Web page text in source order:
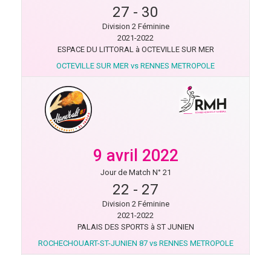
27 - 30
Division 2 Féminine
2021-2022
ESPACE DU LITTORAL à OCTEVILLE SUR MER
OCTEVILLE SUR MER vs RENNES METROPOLE
9 avril 2022
Jour de Match N° 21
22 - 27
Division 2 Féminine
2021-2022
PALAIS DES SPORTS à ST JUNIEN
ROCHECHOUART-ST-JUNIEN 87 vs RENNES METROPOLE